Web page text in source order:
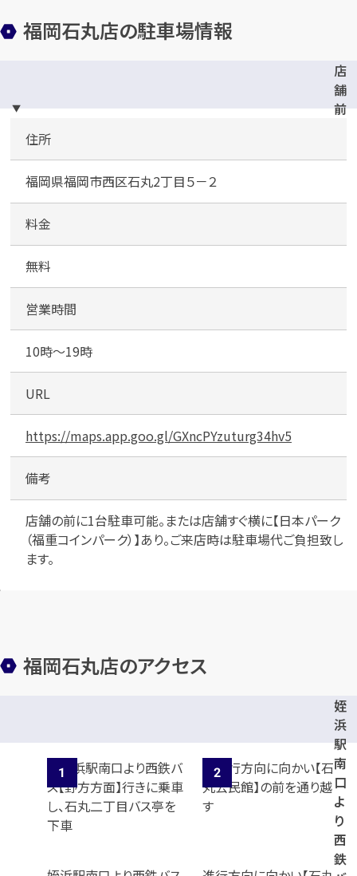
福岡石丸店の駐車場情報
店
舗
前
住所
福岡県福岡市西区石丸2丁目５－２
料金
無料
営業時間
10時～19時
URL
https://maps.app.goo.gl/GXncPYzuturg34hv5
備考
店舗の前に1台駐車可能。または店舗すぐ横に【日本パーク
（福重コインパーク）】あり。ご来店時は駐車場代ご負担致し
ます。
福岡石丸店のアクセス
姪
浜
駅
南
口
よ
り
西
鉄